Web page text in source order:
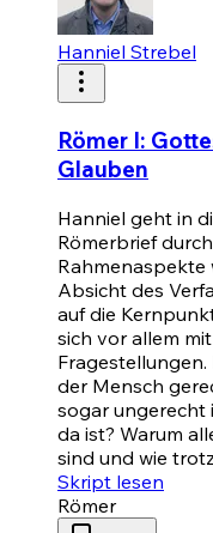
Hanniel Strebel
Römer I:
Glauben
Hanniel geht in
Römerbrief
Rahmenaspekte
Absicht des
auf die
sich vor allem
Fragestellungen.
der Mensch
sogar ungerecht
da ist? Warum
sind und wie
Skript lesen
Römer